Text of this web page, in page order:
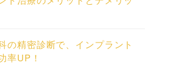
の精密診断で、インプラント
率UP！